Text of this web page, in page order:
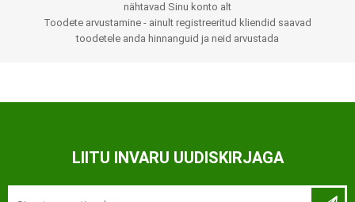
nähtavad Sinu konto alt
Toodete arvustamine - ainult registreeritud kliendid saavad
toodetele anda hinnanguid ja neid arvustada
LIITU INVARU UUDISKIRJAGA